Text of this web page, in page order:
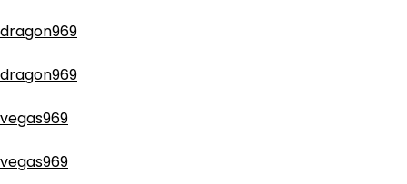
dragon969
dragon969
vegas969
vegas969